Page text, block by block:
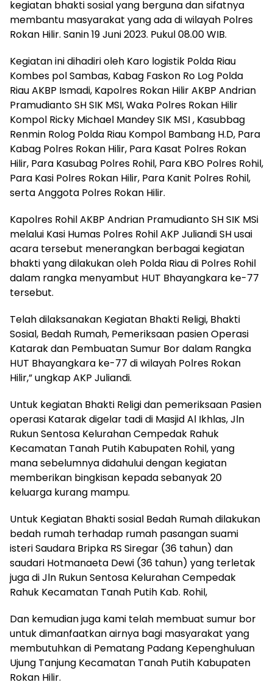
kegiatan bhakti sosial yang berguna dan sifatnya
membantu masyarakat yang ada di wilayah Polres
Rokan Hilir. Sanin 19 Juni 2023. Pukul 08.00 WIB.
Kegiatan ini dihadiri oleh Karo logistik Polda Riau
Kombes pol Sambas, Kabag Faskon Ro Log Polda
Riau AKBP Ismadi, Kapolres Rokan Hilir AKBP Andrian
Pramudianto SH SIK MSI, Waka Polres Rokan Hilir
Kompol Ricky Michael Mandey SIK MSI , Kasubbag
Renmin Rolog Polda Riau Kompol Bambang H.D, Para
Kabag Polres Rokan Hilir, Para Kasat Polres Rokan
Hilir, Para Kasubag Polres Rohil, Para KBO Polres Rohil,
Para Kasi Polres Rokan Hilir, Para Kanit Polres Rohil,
serta Anggota Polres Rokan Hilir.
Kapolres Rohil AKBP Andrian Pramudianto SH SIK MSi
melalui Kasi Humas Polres Rohil AKP Juliandi SH usai
acara tersebut menerangkan berbagai kegiatan
bhakti yang dilakukan oleh Polda Riau di Polres Rohil
dalam rangka menyambut HUT Bhayangkara ke-77
tersebut.
Telah dilaksanakan Kegiatan Bhakti Religi, Bhakti
Sosial, Bedah Rumah, Pemeriksaan pasien Operasi
Katarak dan Pembuatan Sumur Bor dalam Rangka
HUT Bhayangkara ke-77 di wilayah Polres Rokan
Hilir,” ungkap AKP Juliandi.
Untuk kegiatan Bhakti Religi dan pemeriksaan Pasien
operasi Katarak digelar tadi di Masjid Al Ikhlas, Jln
Rukun Sentosa Kelurahan Cempedak Rahuk
Kecamatan Tanah Putih Kabupaten Rohil, yang
mana sebelumnya didahului dengan kegiatan
memberikan bingkisan kepada sebanyak 20
keluarga kurang mampu.
Untuk Kegiatan Bhakti sosial Bedah Rumah dilakukan
bedah rumah terhadap rumah pasangan suami
isteri Saudara Bripka RS Siregar (36 tahun) dan
saudari Hotmanaeta Dewi (36 tahun) yang terletak
juga di Jln Rukun Sentosa Kelurahan Cempedak
Rahuk Kecamatan Tanah Putih Kab. Rohil,
Dan kemudian juga kami telah membuat sumur bor
untuk dimanfaatkan airnya bagi masyarakat yang
membutuhkan di Pematang Padang Kepenghuluan
Ujung Tanjung Kecamatan Tanah Putih Kabupaten
Rokan Hilir.